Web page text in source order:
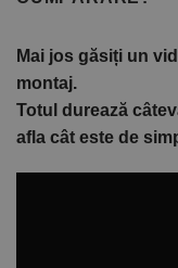
Mai jos găsiți un
montaj.
Totul durează
afla cât este de